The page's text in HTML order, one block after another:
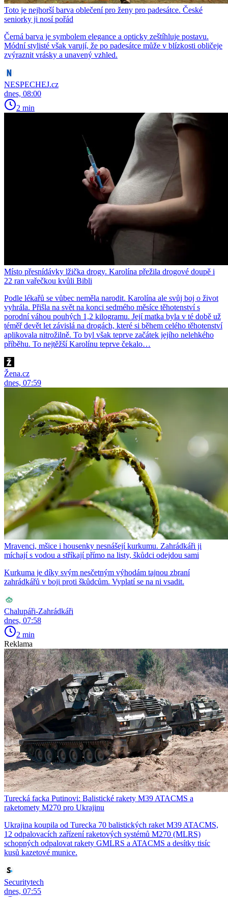
Toto je nejhorší barva oblečení pro ženy pro padesátce. České
seniorky ji nosí pořád
Černá barva je symbolem elegance a opticky zeštíhluje postavu.
Módní stylisté však varují, že po padesátce může v blízkosti obličeje
zvýraznit vrásky a unavený vzhled.
NESPECHEJ.cz
dnes, 08:00
2 min
Místo přesnídávky lžička drogy. Karolína přežila drogové doupě i
22 ran vařečkou kvůli Bibli
Podle lékařů se vůbec neměla narodit. Karolína ale svůj boj o život
vyhrála. Přišla na svět na konci sedmého měsíce těhotenství s
porodní váhou pouhých 1,2 kilogramu. Její matka byla v té době už
téměř devět let závislá na drogách, které si během celého těhotenství
aplikovala nitrožilně. To byl však teprve začátek jejího nelehkého
příběhu. To nejtěžší Karolínu teprve čekalo…
Žena.cz
dnes, 07:59
Mravenci, mšice i housenky nesnášejí kurkumu. Zahrádkáři ji
míchají s vodou a stříkají přímo na listy, škůdci odejdou sami
Kurkuma je díky svým nesčetným výhodám tajnou zbraní
zahrádkářů v boji proti škůdcům. Vyplatí se na ni vsadit.
Chalupáři-Zahrádkáři
dnes, 07:58
2 min
Reklama
Turecká facka Putinovi: Balistické rakety M39 ATACMS a
raketomety M270 pro Ukrajinu
Ukrajina koupila od Turecka 70 balistických raket M39 ATACMS,
12 odpalovacích zařízení raketových systémů M270 (MLRS)
schopných odpalovat rakety GMLRS a ATACMS a desítky tisíc
kusů kazetové munice.
Securitytech
dnes, 07:55